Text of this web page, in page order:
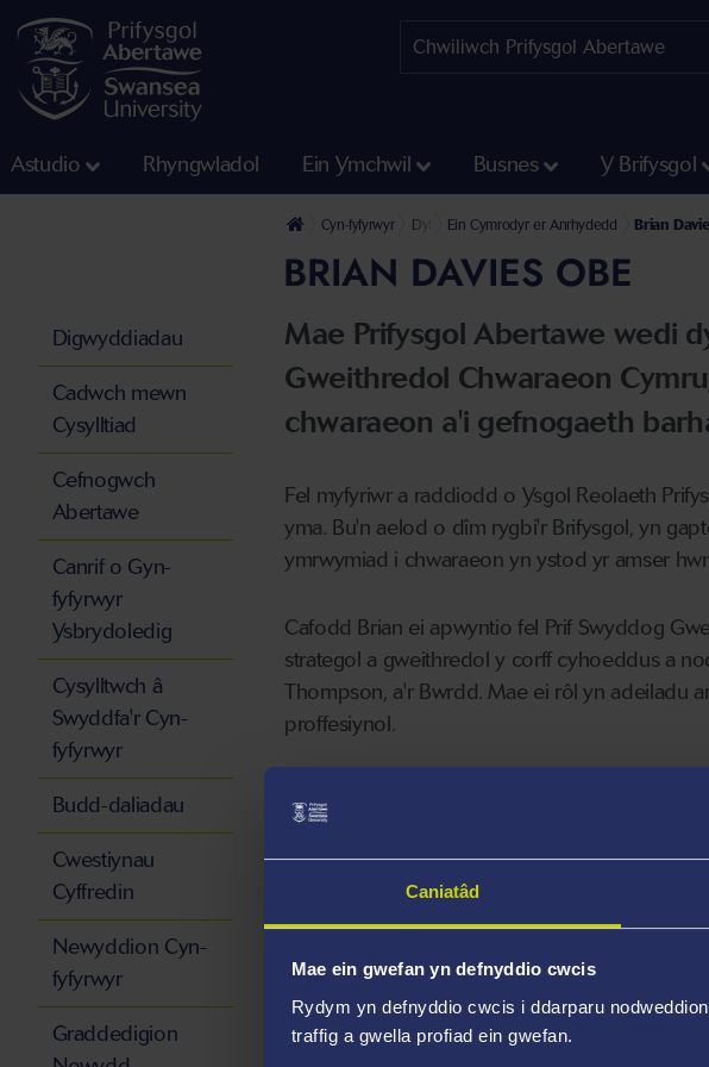
Caniatâd
Mae ein gwefan yn defnyddio cwcis
Rydym yn defnyddio cwcis i ddarparu
traffig a gwella profiad ein gwefan.
Astudio Rhyngwladol Ein Ymchwil Busnes Y Brifysgol
Cyn-fyfyrwyr Dyfarniadau er Anrhydedd
Ein Cymrodyr er Anrhydedd Brian
BRIAN DAVIES OBE
Mae Prifysgol Abertawe wedi
Gweithredol Chwaraeon
chwaraeon a'i gefnogaeth
Fel myfyriwr a raddiodd o Ysgol Reolaeth
yma. Bu'n aelod o dîm rygbi'r Brifysgol, yn
ymrwymiad i chwaraeon yn ystod yr amser
Cafodd Brian ei apwyntio fel Prif Swyddog
strategol a gweithredol y corff cyhoeddus a
Thompson, a'r Bwrdd. Mae ei rôl yn adeiladu
proffesiynol.
Mae gyrfa rygbi ragorol Brian yn cynnwys
hefyd wedi meddu ar sawl rôl ddylanwadol
allweddol gydag AXA a Ford Motor Co. Brian
wrth gynnal y Cwpan Ryder yng Nghymru yn
Mewn chwaraeon rhyngwladol, Brian oedd y
ei benodi'n Chef de Mission ar gyfer
OBE iddo ym mis Tachwedd 2016.
Digwyddiadau
Cadwch mewn
Cysylltiad
Cefnogwch
Abertawe
Canrif o Gyn-
fyfyrwyr
Ysbrydoledig
Cysylltwch â
Swyddfa'r Cyn-
fyfyrwyr
Budd-daliadau
Cwestiynau
Cyffredin
Newyddion Cyn-
fyfyrwyr
Graddedigion